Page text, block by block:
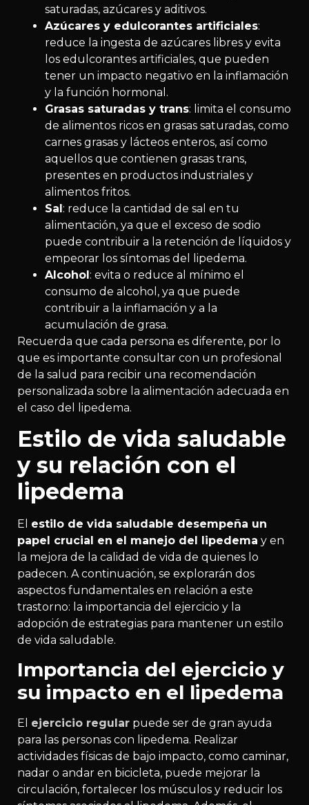
saturadas, azúcares y aditivos.
Azúcares y edulcorantes artificiales:
reduce la ingesta de azúcares libres y evita
los edulcorantes artificiales, que pueden
tener un impacto negativo en la inflamación
y la función hormonal.
Grasas saturadas y trans: limita el consumo
de alimentos ricos en grasas saturadas, como
carnes grasas y lácteos enteros, así como
aquellos que contienen grasas trans,
presentes en productos industriales y
alimentos fritos.
Sal: reduce la cantidad de sal en tu
alimentación, ya que el exceso de sodio
puede contribuir a la retención de líquidos y
empeorar los síntomas del lipedema.
Alcohol: evita o reduce al mínimo el
consumo de alcohol, ya que puede
contribuir a la inflamación y a la
acumulación de grasa.
Recuerda que cada persona es diferente, por lo
que es importante consultar con un profesional
de la salud para recibir una recomendación
personalizada sobre la alimentación adecuada en
el caso del lipedema.
Estilo de vida saludable
y su relación con el
lipedema
El estilo de vida saludable desempeña un
papel crucial en el manejo del lipedema y en
la mejora de la calidad de vida de quienes lo
padecen. A continuación, se explorarán dos
aspectos fundamentales en relación a este
trastorno: la importancia del ejercicio y la
adopción de estrategias para mantener un estilo
de vida saludable.
Importancia del ejercicio y
su impacto en el lipedema
El ejercicio regular puede ser de gran ayuda
para las personas con lipedema. Realizar
actividades físicas de bajo impacto, como caminar,
nadar o andar en bicicleta, puede mejorar la
circulación, fortalecer los músculos y reducir los